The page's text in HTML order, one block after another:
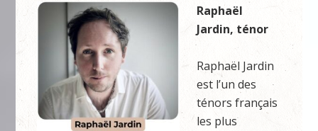
Raphaël
Jardin, ténor
Raphaël Jardin
est l’un des
ténors français
les plus